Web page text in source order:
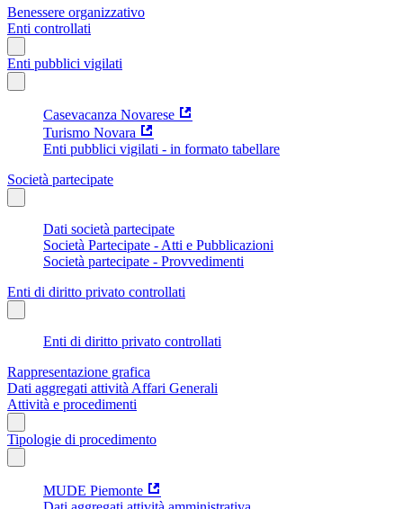
Benessere organizzativo
Enti controllati
Enti pubblici vigilati
Casevacanza Novarese
Turismo Novara
Enti pubblici vigilati - in formato tabellare
Società partecipate
Dati società partecipate
Società Partecipate - Atti e Pubblicazioni
Società partecipate - Provvedimenti
Enti di diritto privato controllati
Enti di diritto privato controllati
Rappresentazione grafica
Dati aggregati attività Affari Generali
Attività e procedimenti
Tipologie di procedimento
MUDE Piemonte